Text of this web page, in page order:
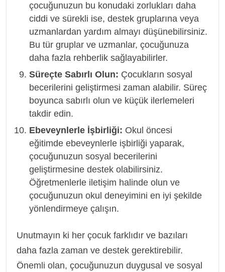
çocuğunuzun bu konudaki zorlukları daha
ciddi ve sürekli ise, destek gruplarına veya
uzmanlardan yardım almayı düşünebilirsiniz.
Bu tür gruplar ve uzmanlar, çocuğunuza
daha fazla rehberlik sağlayabilirler.
Süreçte Sabırlı Olun: Çocukların sosyal
becerilerini geliştirmesi zaman alabilir. Süreç
boyunca sabırlı olun ve küçük ilerlemeleri
takdir edin.
Ebeveynlerle İşbirliği: Okul öncesi
eğitimde ebeveynlerle işbirliği yaparak,
çocuğunuzun sosyal becerilerini
geliştirmesine destek olabilirsiniz.
Öğretmenlerle iletişim halinde olun ve
çocuğunuzun okul deneyimini en iyi şekilde
yönlendirmeye çalışın.
Unutmayın ki her çocuk farklıdır ve bazıları
daha fazla zaman ve destek gerektirebilir.
Önemli olan, çocuğunuzun duygusal ve sosyal